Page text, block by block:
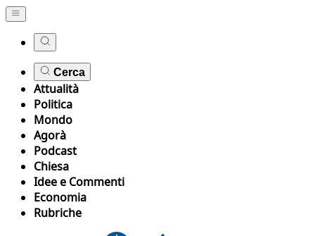
Cerca
Attualità
Politica
Mondo
Agorà
Podcast
Chiesa
Idee e Commenti
Economia
Rubriche